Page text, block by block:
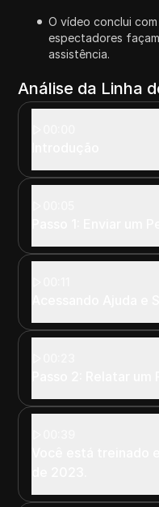
O vídeo conclui
espectadores
assistência.
Análise da Linha